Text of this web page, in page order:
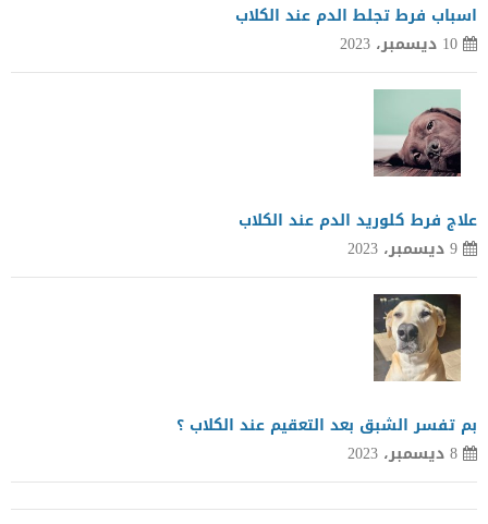
اسباب فرط تجلط الدم عند الكلاب
10 ديسمبر، 2023
علاج فرط كلوريد الدم عند الكلاب
9 ديسمبر، 2023
بم تفسر الشبق بعد التعقيم عند الكلاب ؟
8 ديسمبر، 2023